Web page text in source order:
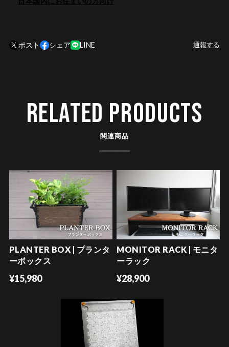
ポスト シェア LINE 通報する
RELATED PRODUCTS
関連商品
PLANTER BOX | プランタ
ーボックス
¥15,980
MONITOR RACK | モニタ
ーラック
¥28,900